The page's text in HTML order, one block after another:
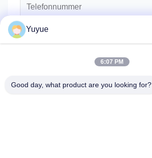
Yuyue
6:07 PM
Good day, what product are you looking for?